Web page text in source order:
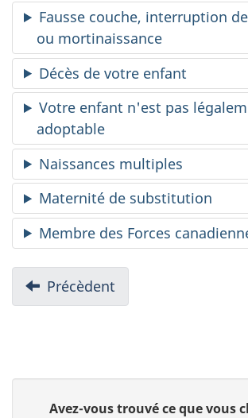
é
e
t
p
r
e
s
t
a
i
Fausse couche, interruption
ou mortinaissance
Décès de votre enfant
Votre enfant n'est pas
adoptable
Naissances multiples
Maternité de substitution
Membre des Forces
N
a
g
Précèdent
fois
Avez-vous trouvé ce que vous